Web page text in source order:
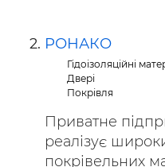
РОНАКО
Гідоізоляційні
Двері
Покрівля
Приватне
реалізує
покрівельних